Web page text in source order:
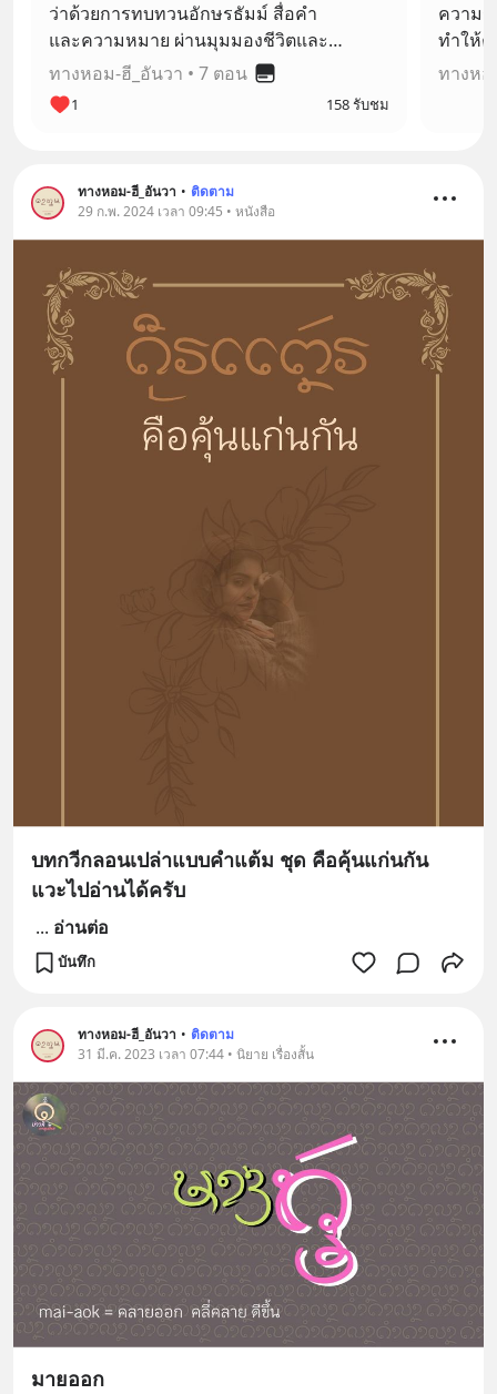
ว่าด้วยการทบทวนอักษรธัมม์ สื่อคำ
และความหมาย ผ่านมุมมองชีวิตและ
ความคิดความอ่านของคนวัยกลางคน
คนหนึ่ง ซึ่งอาจเหมือนหรือแตกต่างจาก
ตำราและสายตาคนอื่น ๆ
ทางหอม-ฮี_อันวา • 7 ตอน
1 158 รับชม
ความรั
ทำให้
"แดดั้น
ทางหอ
ทางหอม-ฮี_อันวา • ติดตาม
29 ก.พ. 2024 เวลา 09:45 • หนังสือ
บทกวีกลอนเปล่าแบบคำแต้ม ชุด คือคุ้นแก่นกัน
แวะไปอ่านได้ครับ
... อ่านต่อ
บันทึก
ทางหอม-ฮี_อันวา • ติดตาม
31 มี.ค. 2023 เวลา 07:44 • นิยาย เรื่องสั้น
มายออก